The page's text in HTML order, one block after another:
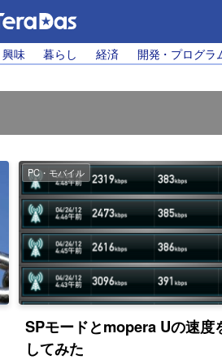
味 暮らし 経済 開発・プログラ
PC・モバイル
SPモードとmopera Uの速度
してみた